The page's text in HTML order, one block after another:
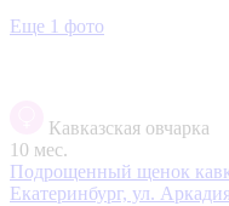
Еще 1 фото
Кавказская овчарка
10 мес.
Подрощенный щенок
Екатеринбург, ул.